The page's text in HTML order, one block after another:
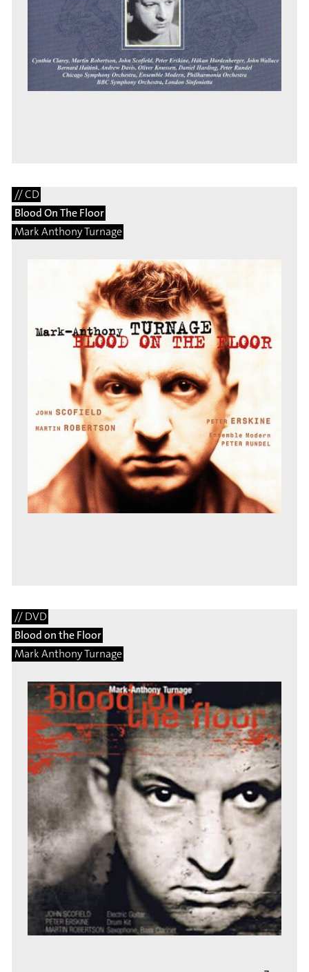
// CD
Blood On The Floor
Mark Anthony Turnage
// DVD
Blood on the Floor
Mark Anthony Turnage